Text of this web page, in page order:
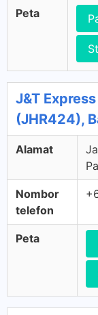
Peta
J&T
(JHR424),
Alamat
Nombor
telefon
Peta